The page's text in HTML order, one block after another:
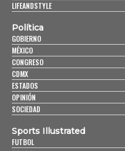
LIFEANDSTYLE
Política
GOBIERNO
MÉXICO
CONGRESO
CDMX
ESTADOS
OPINIÓN
SOCIEDAD
Sports Illustrated
FUTBOL